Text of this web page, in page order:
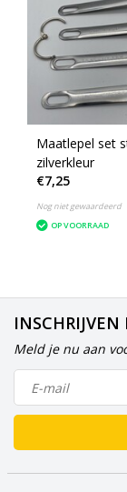
Maatlepel set
zilverkleur
€7,25
Nog niet gewaardeerd
OP VOORRAAD
Meld je nu aan